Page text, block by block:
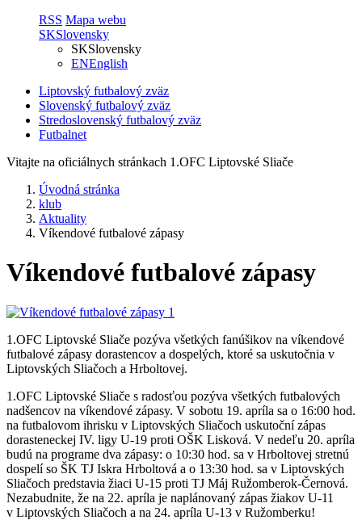
RSS Mapa webu
SKSlovensky
SKSlovensky
ENEnglish
Liptovský futbalový zväz
Slovenský futbalový zväz
Stredoslovenský futbalový zväz
Futbalnet
Vitajte na oficiálnych stránkach 1.OFC Liptovské Sliače
Úvodná stránka
klub
Aktuality
Víkendové futbalové zápasy
Víkendové futbalové zápasy
1.OFC Liptovské Sliače pozýva všetkých fanúšikov na víkendové
futbalové zápasy dorastencov a dospelých, ktoré sa uskutočnia v
Liptovských Sliačoch a Hrboltovej.
1.OFC Liptovské Sliače s radosťou pozýva všetkých futbalových
nadšencov na víkendové zápasy. V sobotu 19. apríla sa o 16:00 hod.
na futbalovom ihrisku v Liptovských Sliačoch uskutoční zápas
dorasteneckej IV. ligy U-19 proti OŠK Lisková. V nedeľu 20. apríla
budú na programe dva zápasy: o 10:30 hod. sa v Hrboltovej stretnú
dospelí so ŠK TJ Iskra Hrboltová a o 13:30 hod. sa v Liptovských
Sliačoch predstavia žiaci U-15 proti TJ Máj Ružomberok-Černová.
Nezabudnite, že na 22. apríla je naplánovaný zápas žiakov U-11
v Liptovských Sliačoch a na 24. apríla U-13 v Ružomberku!